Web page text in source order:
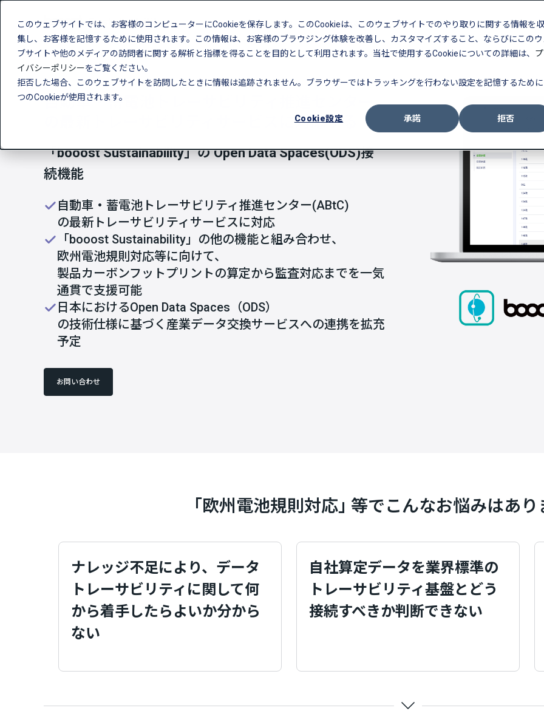
このウェブサイトでは、お客様のコンピューターにCookieを保存します。このCookieは、このウェブサイトでのやり取りに関する情報を収
集し、お客様を記憶するために使用されます。この情報は、お客様のブラウジング体験を改善し、カスタマイズすること、ならびにこの
ブサイトや他のメディアの訪問者に関する解析と指標を得ることを目的として利用されます。当社で使用するCookieについての詳細は、
イバシーポリシーをご覧ください。
拒否した場合、このウェブサイトを訪問したときに情報は追跡されません。ブラウザーではトラッキングを行わない設定を記憶するため
つのCookieが使用されます。
Cookie設定 承諾 拒否
製品 伴走支援 導入事例 ラーニング
自動車・蓄電池トレーサビリティ推進センター
の最新トレーサビリティサービスに対応する
「booost Sustainability」の Open Data Spaces(ODS)接
続機能
自動車・蓄電池トレーサビリティ推進センター(ABtC)
の最新トレーサビリティサービスに対応
「booost Sustainability」の他の機能と組み合わせ、
欧州電池規則対応等に向けて、
製品カーボンフットプリントの算定から監査対応までを一気
通貫で支援可能
日本におけるOpen Data Spaces（ODS）
の技術仕様に基づく産業データ交換サービスへの連携を拡充
予定
お問い合わせ
｢欧州電池規則対応｣ 等でこんなお悩みはあり
ナレッジ不足により、データ
トレーサビリティに関して何
から着手したらよいか分から
ない
自社算定データを業界標準の
トレーサビリティ基盤とどう
接続すべきか判断できない